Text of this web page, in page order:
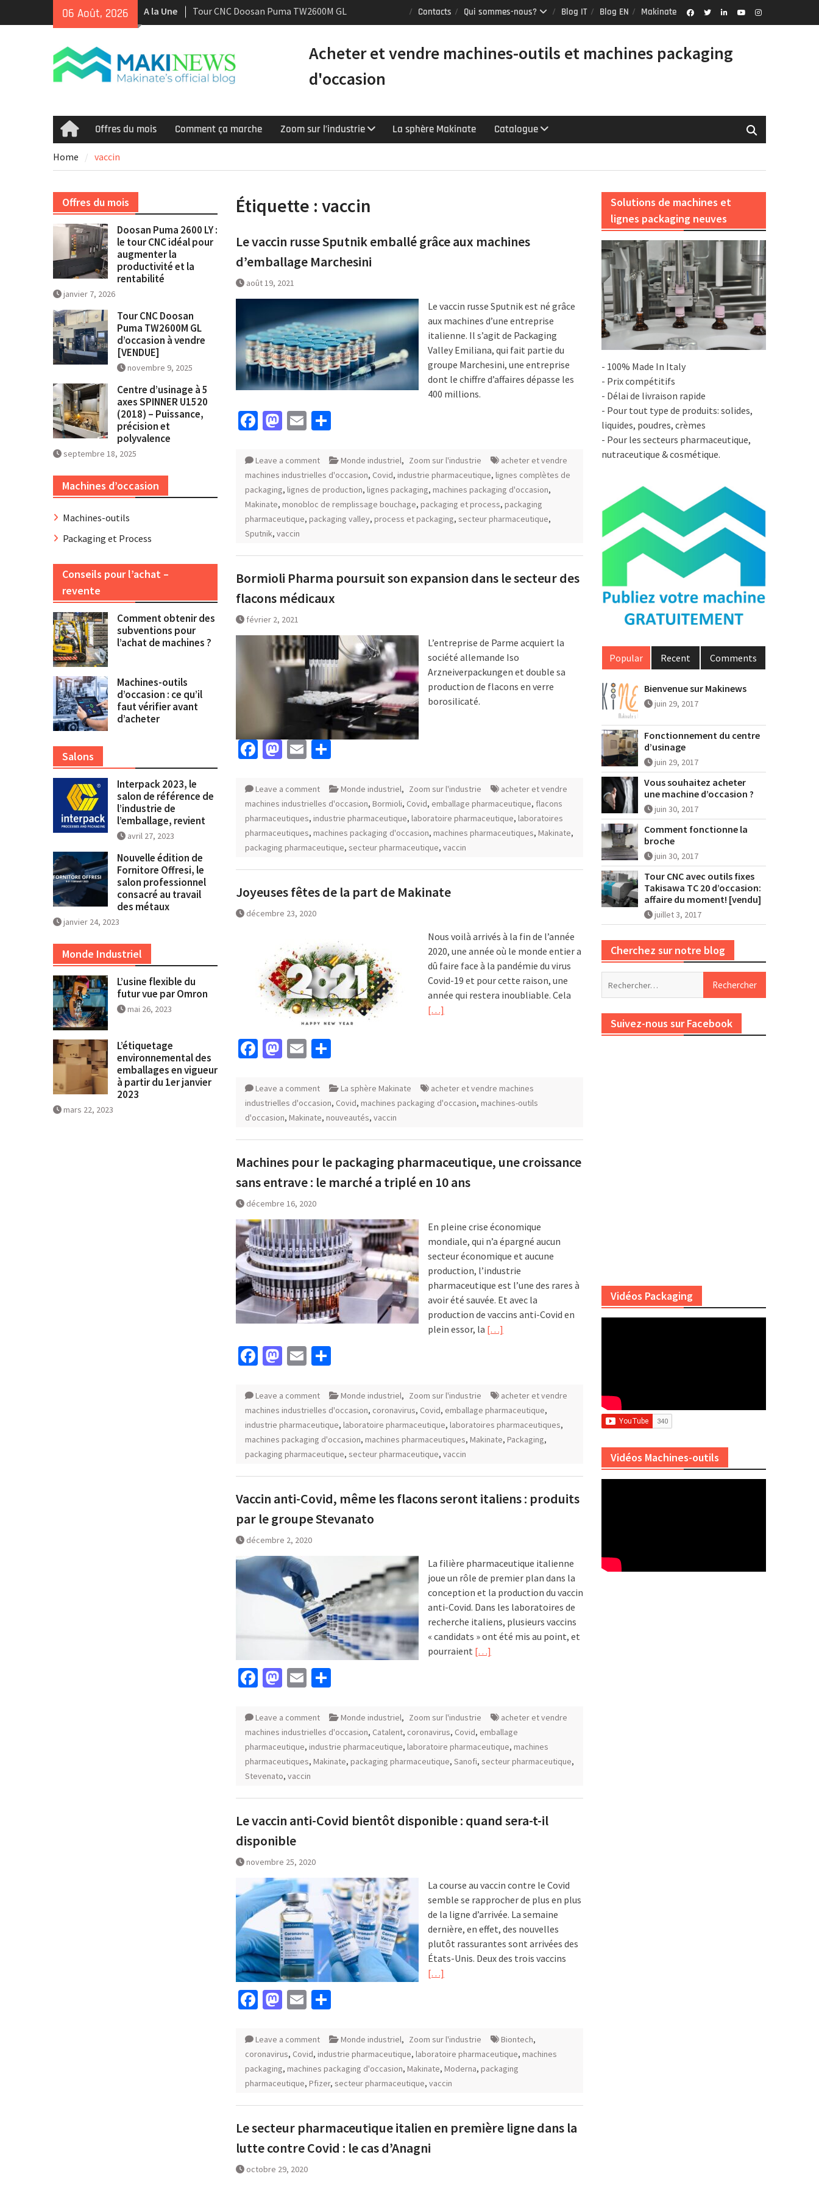
06 Août, 2026 A la Une
Tour CNC Doosan Puma TW2600M GL
d’occasion à vendre [VENDUE]
d’occasion récents équipés du contrôle
Smooth et de la technologie
multitâche
idéal pour augmenter la productivité
et la rentabilité
Contacts Qui sommes-nous? Blog IT Blog EN Makinate
Acheter et vendre machines-outils et machines packaging
d'occasion
HomeOffres du mois Comment ça marche Zoom sur l’industrie La sphère Makinate Catalogue
Home vaccin
Étiquette : vaccin
Le vaccin russe Sputnik emballé grâce aux machines
d’emballage Marchesini
août 19, 2021
Le vaccin russe Sputnik est né grâce
aux machines d’une entreprise
italienne. Il s’agit de Packaging
Valley Emiliana, qui fait partie du
groupe Marchesini, une entreprise
dont le chiffre d’affaires dépasse les
400 millions.
Facebook
Mastodon
Email
Leave a comment Monde industriel, Zoom sur l'industrie
acheter et vendre
machines industrielles d'occasion, Covid, industrie pharmaceutique, lignes complètes de
packaging, lignes de production, lignes packaging, machines packaging d'occasion,
Makinate, monobloc de remplissage bouchage, packaging et process, packaging
pharmaceutique, packaging valley, process et packaging, secteur pharmaceutique,
Sputnik, vaccin
Bormioli Pharma poursuit son expansion dans le secteur des
flacons médicaux
février 2, 2021
L’entreprise de Parme acquiert la
société allemande Iso
Arzneiverpackungen et double sa
production de flacons en verre
borosilicaté.
Facebook
Mastodon
Email
Leave a comment Monde industriel, Zoom sur l'industrie
acheter et vendre
machines industrielles d'occasion, Bormioli, Covid, emballage pharmaceutique, flacons
pharmaceutiques, industrie pharmaceutique, laboratoire pharmaceutique, laboratoires
pharmaceutiques, machines packaging d'occasion, machines pharmaceutiques, Makinate,
packaging pharmaceutique, secteur pharmaceutique, vaccin
Joyeuses fêtes de la part de Makinate
décembre 23, 2020
Nous voilà arrivés à la fin de l’année
2020, une année où le monde entier a
dû faire face à la pandémie du virus
Covid-19 et pour cette raison, une
année qui restera inoubliable. Cela
[…]
Facebook
Mastodon
Email
Leave a comment La sphère Makinate
acheter et vendre machines
industrielles d'occasion, Covid, machines packaging d'occasion, machines-outils
d'occasion, Makinate, nouveautés, vaccin
Machines pour le packaging pharmaceutique, une croissance
sans entrave : le marché a triplé en 10 ans
décembre 16, 2020
En pleine crise économique
mondiale, qui n’a épargné aucun
secteur économique et aucune
production, l’industrie
pharmaceutique est l’une des rares à
avoir été sauvée. Et avec la
production de vaccins anti-Covid en
plein essor, la […]
Facebook
Mastodon
Email
Leave a comment Monde industriel, Zoom sur l'industrie
acheter et vendre
machines industrielles d'occasion, coronavirus, Covid, emballage pharmaceutique,
industrie pharmaceutique, laboratoire pharmaceutique, laboratoires pharmaceutiques,
machines packaging d'occasion, machines pharmaceutiques, Makinate, Packaging,
packaging pharmaceutique, secteur pharmaceutique, vaccin
Vaccin anti-Covid, même les flacons seront italiens : produits
par le groupe Stevanato
décembre 2, 2020
La filière pharmaceutique italienne
joue un rôle de premier plan dans la
conception et la production du vaccin
anti-Covid. Dans les laboratoires de
recherche italiens, plusieurs vaccins
« candidats » ont été mis au point, et
pourraient […]
Facebook
Mastodon
Email
Leave a comment Monde industriel, Zoom sur l'industrie
acheter et vendre
machines industrielles d'occasion, Catalent, coronavirus, Covid, emballage
pharmaceutique, industrie pharmaceutique, laboratoire pharmaceutique, machines
pharmaceutiques, Makinate, packaging pharmaceutique, Sanofi, secteur pharmaceutique,
Stevenato, vaccin
Le vaccin anti-Covid bientôt disponible : quand sera-t-il
disponible
novembre 25, 2020
La course au vaccin contre le Covid
semble se rapprocher de plus en plus
de la ligne d’arrivée. La semaine
dernière, en effet, des nouvelles
plutôt rassurantes sont arrivées des
États-Unis. Deux des trois vaccins
[…]
Facebook
Mastodon
Email
Leave a comment Monde industriel, Zoom sur l'industrie Biontech,
coronavirus, Covid, industrie pharmaceutique, laboratoire pharmaceutique, machines
packaging, machines packaging d'occasion, Makinate, Moderna, packaging
pharmaceutique, Pfizer, secteur pharmaceutique, vaccin
Le secteur pharmaceutique italien en première ligne dans la
lutte contre Covid : le cas d’Anagni
octobre 29, 2020
Solutions de machines et
lignes packaging neuves
- 100% Made In Italy
- Prix compétitifs
- Délai de livraison rapide
- Pour tout type de produits: solides,
liquides, poudres, crèmes
- Pour les secteurs pharmaceutique,
nutraceutique & cosmétique.
Popular Recent Comments
Bienvenue sur Makinews
juin 29, 2017
Fonctionnement du centre
d’usinage
juin 29, 2017
Vous souhaitez acheter
une machine d’occasion ?
juin 30, 2017
Comment fonctionne la
broche
juin 30, 2017
Tour CNC avec outils fixes
Takisawa TC 20 d’occasion:
affaire du moment! [vendu]
juillet 3, 2017
Cherchez sur notre blog
Suivez-nous sur Facebook
Vidéos Packaging
Vidéos Machines-outils
Offres du mois
Doosan Puma 2600 LY :
le tour CNC idéal pour
augmenter la
productivité et la
rentabilité
janvier 7, 2026
Tour CNC Doosan
Puma TW2600M GL
d’occasion à vendre
[VENDUE]
novembre 9, 2025
Centre d’usinage à 5
axes SPINNER U1520
(2018) – Puissance,
précision et
polyvalence
septembre 18, 2025
Machines d’occasion
Machines-outils
Packaging et Process
Conseils pour l’achat –
revente
Comment obtenir des
subventions pour
l’achat de machines ?
Machines-outils
d’occasion : ce qu’il
faut vérifier avant
d’acheter
Salons
Interpack 2023, le
salon de référence de
l’industrie de
l’emballage, revient
avril 27, 2023
Nouvelle édition de
Fornitore Offresi, le
salon professionnel
consacré au travail
des métaux
janvier 24, 2023
Monde Industriel
L’usine flexible du
futur vue par Omron
mai 26, 2023
L’étiquetage
environnemental des
emballages en vigueur
à partir du 1er janvier
2023
mars 22, 2023